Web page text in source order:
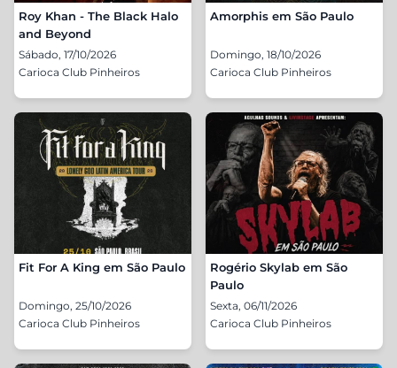
Roy Khan - The Black Halo
and Beyond
Sábado, 17/10/2026
Carioca Club Pinheiros
Amorphis em São Paulo
Domingo, 18/10/2026
Carioca Club Pinheiros
Fit For A King em São Paulo
Domingo, 25/10/2026
Carioca Club Pinheiros
Rogério Skylab em São
Paulo
Sexta, 06/11/2026
Carioca Club Pinheiros